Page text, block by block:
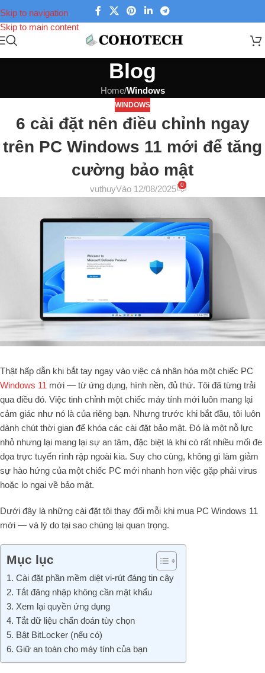
Skip to navigation
Skip to main content
Blog
Home/Windows
WINDOWS
6 cài đặt nên điều chỉnh ngay
trên PC Windows 11 mới để tăng
cường bảo mật
vuthuyVào 12/08/2025 0
Thật hấp dẫn khi bắt tay ngay vào việc cá nhân hóa một chiếc PC
Windows 11 mới — từ ứng dụng, hình nền, đủ thứ. Tôi đã từng trải
qua điều đó. Việc tinh chỉnh một chiếc máy tính mới luôn mang lại
cảm giác như nó là của riêng bạn. Nhưng trước khi bắt đầu, tôi luôn
dành chút thời gian để khóa các cài đặt bảo mật. Đó là một nỗ lực
nhỏ nhưng lại mang lại sự an tâm, đặc biệt là khi có rất nhiều mối đe
dọa trực tuyến rình rập ngoài kia. Suy cho cùng, không gì làm giảm
sự hào hứng của một chiếc PC mới nhanh hơn việc gặp phải virus
hoặc lo ngại về bảo mật.
Dưới đây là những cài đặt tôi thay đổi mỗi khi mua PC Windows 11
mới — và lý do tại sao chúng lại quan trọng.
Mục lục
1. Cài đặt phần mềm diệt vi-rút đáng tin cậy
2. Tắt đăng nhập không cần mật khẩu
3. Xem lại quyền ứng dụng
4. Tắt dữ liệu chẩn đoán tùy chọn
5. Bật BitLocker (nếu có)
6. Giữ an toàn cho máy tính của bạn